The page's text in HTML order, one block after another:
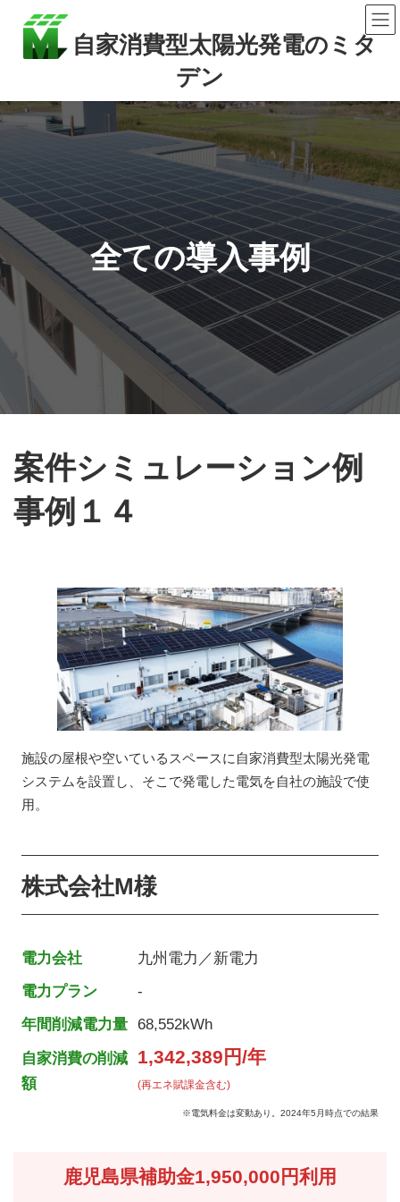
へ
ッ
プ
ョ
移
動
自家消費型太陽光発電のミタ
デン
全ての導入事例
案件シミュレーション例
事例１４
施設の屋根や空いているスペースに自家消費型太陽光発電
システムを設置し、そこで発電した電気を自社の施設で使
用。
株式会社M様
電力会社
九州電力／新電力
電力プラン
-
年間削減電力量 68,552kWh
自家消費の削減
額
1,342,389円/年
(再エネ賦課金含む)
※電気料金は変動あり。2024年5月時点での結果
鹿児島県補助金1,950,000円利用